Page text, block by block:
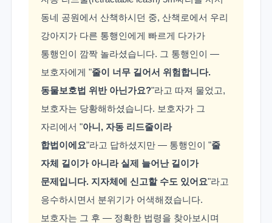
동네 공원에서 산책하시던 중, 산책로에서 우리
강아지가 다른 통행인에게 빠르게 다가가
통행인이 깜짝 놀라셨습니다. 그 통행인이 —
보호자에게 "줄이 너무 길어서 위험합니다.
동물보호법 위반 아닌가요?"라고 따져 물었고,
보호자는 당황해하셨습니다. 보호자가 그
자리에서 "아니, 자동 리드줄이라
합법이에요"라고 답하셨지만 — 통행인이 "줄
자체 길이가 아니라 실제 늘어난 길이가
문제입니다. 지자체에 신고할 수도 있어요"라고
응수하시면서 분위기가 어색해졌습니다.
보호자는 그 후 — 정확한 법령을 찾아보시며